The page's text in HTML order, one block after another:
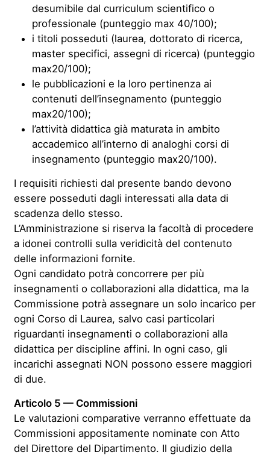
desumibile dal curriculum scientifico o
professionale (punteggio max 40/100);
i titoli posseduti (laurea, dottorato di ricerca,
master specifici, assegni di ricerca) (punteggio
max20/100);
le pubblicazioni e la loro pertinenza ai
contenuti dell’insegnamento (punteggio
max20/100);
l’attività didattica già maturata in ambito
accademico all’interno di analoghi corsi di
insegnamento (punteggio max20/100).
I requisiti richiesti dal presente bando devono
essere posseduti dagli interessati alla data di
scadenza dello stesso.
L’Amministrazione si riserva la facoltà di procedere
a idonei controlli sulla veridicità del contenuto
delle informazioni fornite.
Ogni candidato potrà concorrere per più
insegnamenti o collaborazioni alla didattica, ma la
Commissione potrà assegnare un solo incarico per
ogni Corso di Laurea, salvo casi particolari
riguardanti insegnamenti o collaborazioni alla
didattica per discipline affini. In ogni caso, gli
incarichi assegnati NON possono essere maggiori
di due.
Articolo 5 — Commissioni
Le valutazioni comparative verranno effettuate da
Commissioni appositamente nominate con Atto
del Direttore del Dipartimento. Il giudizio della